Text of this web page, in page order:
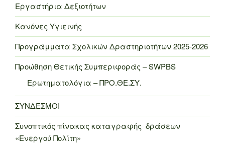
Εργαστήρια Δεξιοτήτων
Κανόνες Υγιεινής
Προγράμματα Σχολικών Δραστηριοτήτων 2025-2026
Προώθηση Θετικής Συμπεριφοράς – SWPBS
Ερωτηματολόγια – ΠΡΟ.ΘΕ.ΣΥ.
ΣΥΝΔΕΣΜΟΙ
Συνοπτικός πίνακας καταγραφής δράσεων
«Ενεργού Πολίτη»